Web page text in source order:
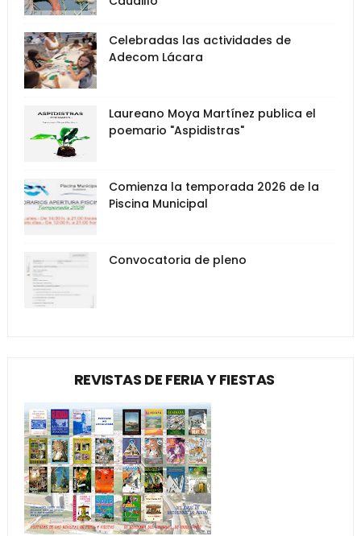
Celebradas las actividades de
Adecom Lácara
Laureano Moya Martínez publica el
poemario "Aspidistras"
Comienza la temporada 2026 de la
Piscina Municipal
Convocatoria de pleno
REVISTAS DE FERIA Y FIESTAS